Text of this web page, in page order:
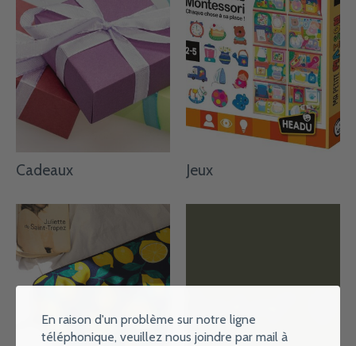
Cadeaux Jeux
En raison d'un problème sur notre ligne
téléphonique, veuillez nous joindre par mail à